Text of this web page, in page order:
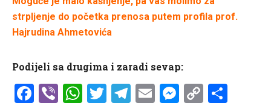
strpljenje do početka prenosa putem profila prof.
Hajrudina Ahmetovića
Podijeli sa drugima i zaradi sevap:
Facebook
ViberWhatsApp
Twitter
Telegram
EmailCopy